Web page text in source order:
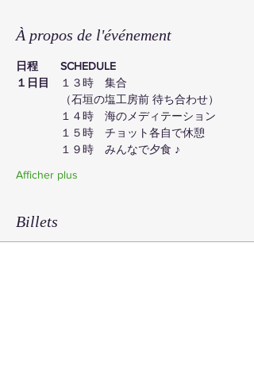
À propos de l'événement
日程　　SCHEDULE
１日目
１３時　集合
（石垣の塩工房前 待ち合わせ）
１４時　海のメディテーション
１５時　チョット各自で休憩
１９時　みんなで夕食 ♪
Afficher plus
Billets